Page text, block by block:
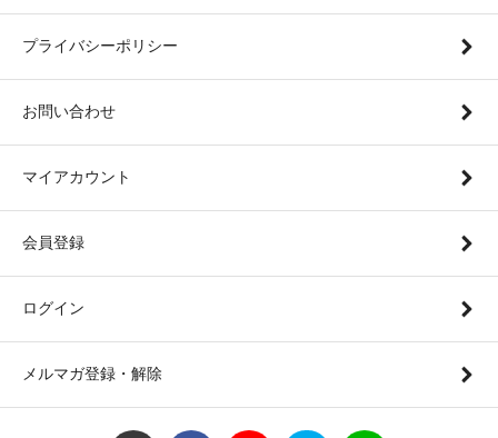
プライバシーポリシー
お問い合わせ
マイアカウント
会員登録
ログイン
メルマガ登録・解除